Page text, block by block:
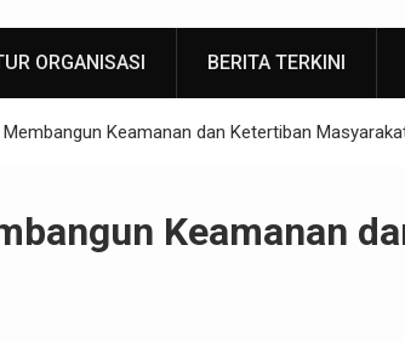
ORGANISASI BERITA TERKINI
Keamanan dan Ketertiban
Keamanan